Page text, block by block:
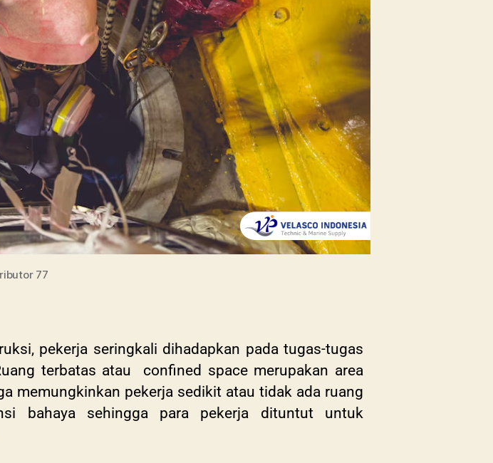
77
pekerja seringkali dihadapkan pada tugas-tugas
terbatas atau confined space merupakan area
memungkinkan pekerja sedikit atau tidak ada ruang
bahaya sehingga para pekerja dituntut untuk